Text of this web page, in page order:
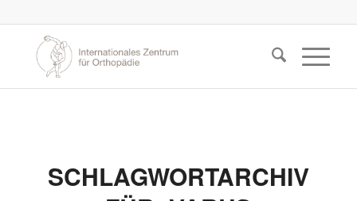
SCHLAGWORTARCHIV